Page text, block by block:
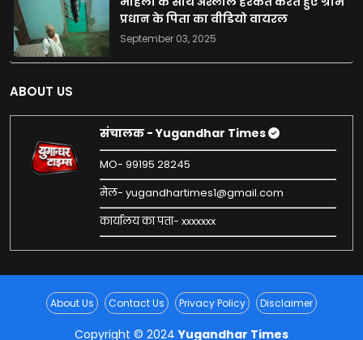
प्रधान के पिता का वीडियो वायरल
September 03, 2025
ABOUT US
संचालक - Yugandhar Times
MO- 99195 28245
मेल- yugandhartimes1@gmail.com
कार्यालय का पता- xxxxxxx
About Us Contact Us Privacy Policy Disclaimer
Copyright © 2024Yugandhar Times